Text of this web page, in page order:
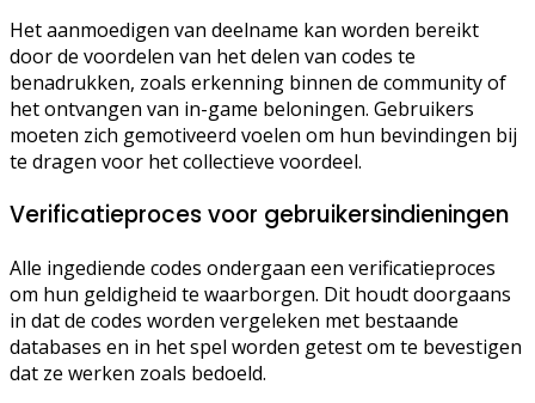
Het aanmoedigen van deelname kan worden bereikt
door de voordelen van het delen van codes te
benadrukken, zoals erkenning binnen de community of
het ontvangen van in-game beloningen. Gebruikers
moeten zich gemotiveerd voelen om hun bevindingen bij
te dragen voor het collectieve voordeel.
Verificatieproces voor gebruikersindieningen
Alle ingediende codes ondergaan een verificatieproces
om hun geldigheid te waarborgen. Dit houdt doorgaans
in dat de codes worden vergeleken met bestaande
databases en in het spel worden getest om te bevestigen
dat ze werken zoals bedoeld.